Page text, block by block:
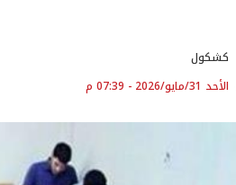
كشكول
الأحد 31/مايو/2026 - 07:39 م